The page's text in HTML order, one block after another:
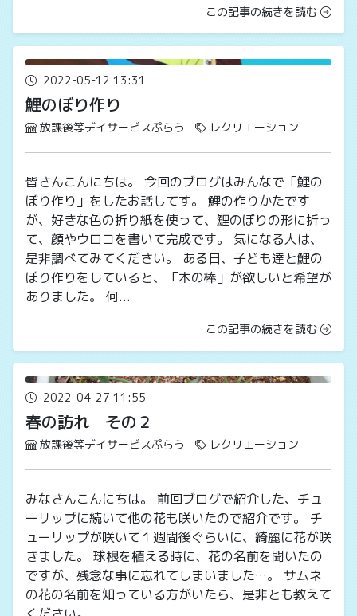
この記事の続きを読む
2022-05-12 13:31
鯉のぼり作り
放課後等デイサービスぷらう レクリエーション
皆さんこんにちは。 今回のブログはみんなで「鯉の
ぼり作り」をしたお話してす。 鯉の作りかたです
が、好きな色の折り紙を使って、鯉のぼりの形に折っ
て、顔やウロコを書いて完成です。 気になる人は、
是非調べてみてください。 ある日、子ども達と鯉の
ぼり作りをしていると、「木の棒」が欲しいと希望が
ありました。 何...
この記事の続きを読む
2022-04-27 11:55
春の訪れ その２
放課後等デイサービスぷらう レクリエーション
みなさんこんにちは。 前回ブログで紹介した、チュ
ーリップに続いて他の花も咲いたので紹介です。 チ
ューリップが咲いて１週間後ぐらいに、綺麗に花が咲
きました。 球根を植える時に、花の名前を聞いたの
ですが、残念な事に忘れてしまいました…。 サムネ
の花の名前を知っている方がいたら、是非とも教えて